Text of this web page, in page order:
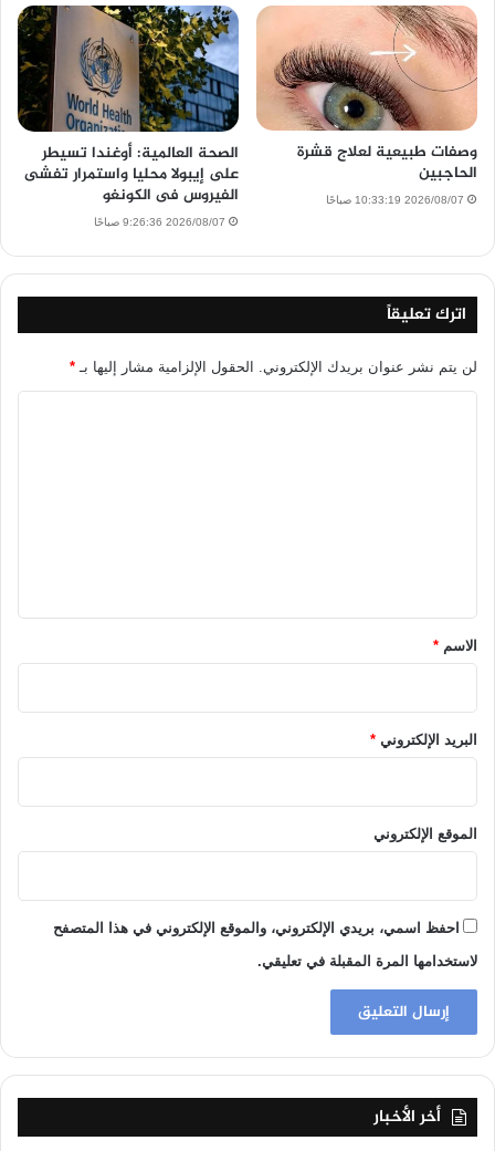
وصفات طبيعية لعلاج قشرة
الحاجبين
2026/08/07 10:33:19 صباحًا
الصحة العالمية: أوغندا تسيطر
على إيبولا محليا واستمرار تفشى
الفيروس فى الكونغو
2026/08/07 9:26:36 صباحًا
اترك تعليقاً
لن يتم نشر عنوان بريدك الإلكتروني. الحقول الإلزامية مشار إليها بـ *
*الاسم *
البريد الإلكتروني *
الموقع الإلكتروني
احفظ اسمي، بريدي الإلكتروني، والموقع الإلكتروني في هذا المتصفح
لاستخدامها المرة المقبلة في تعليقي.
أخر الأخبار